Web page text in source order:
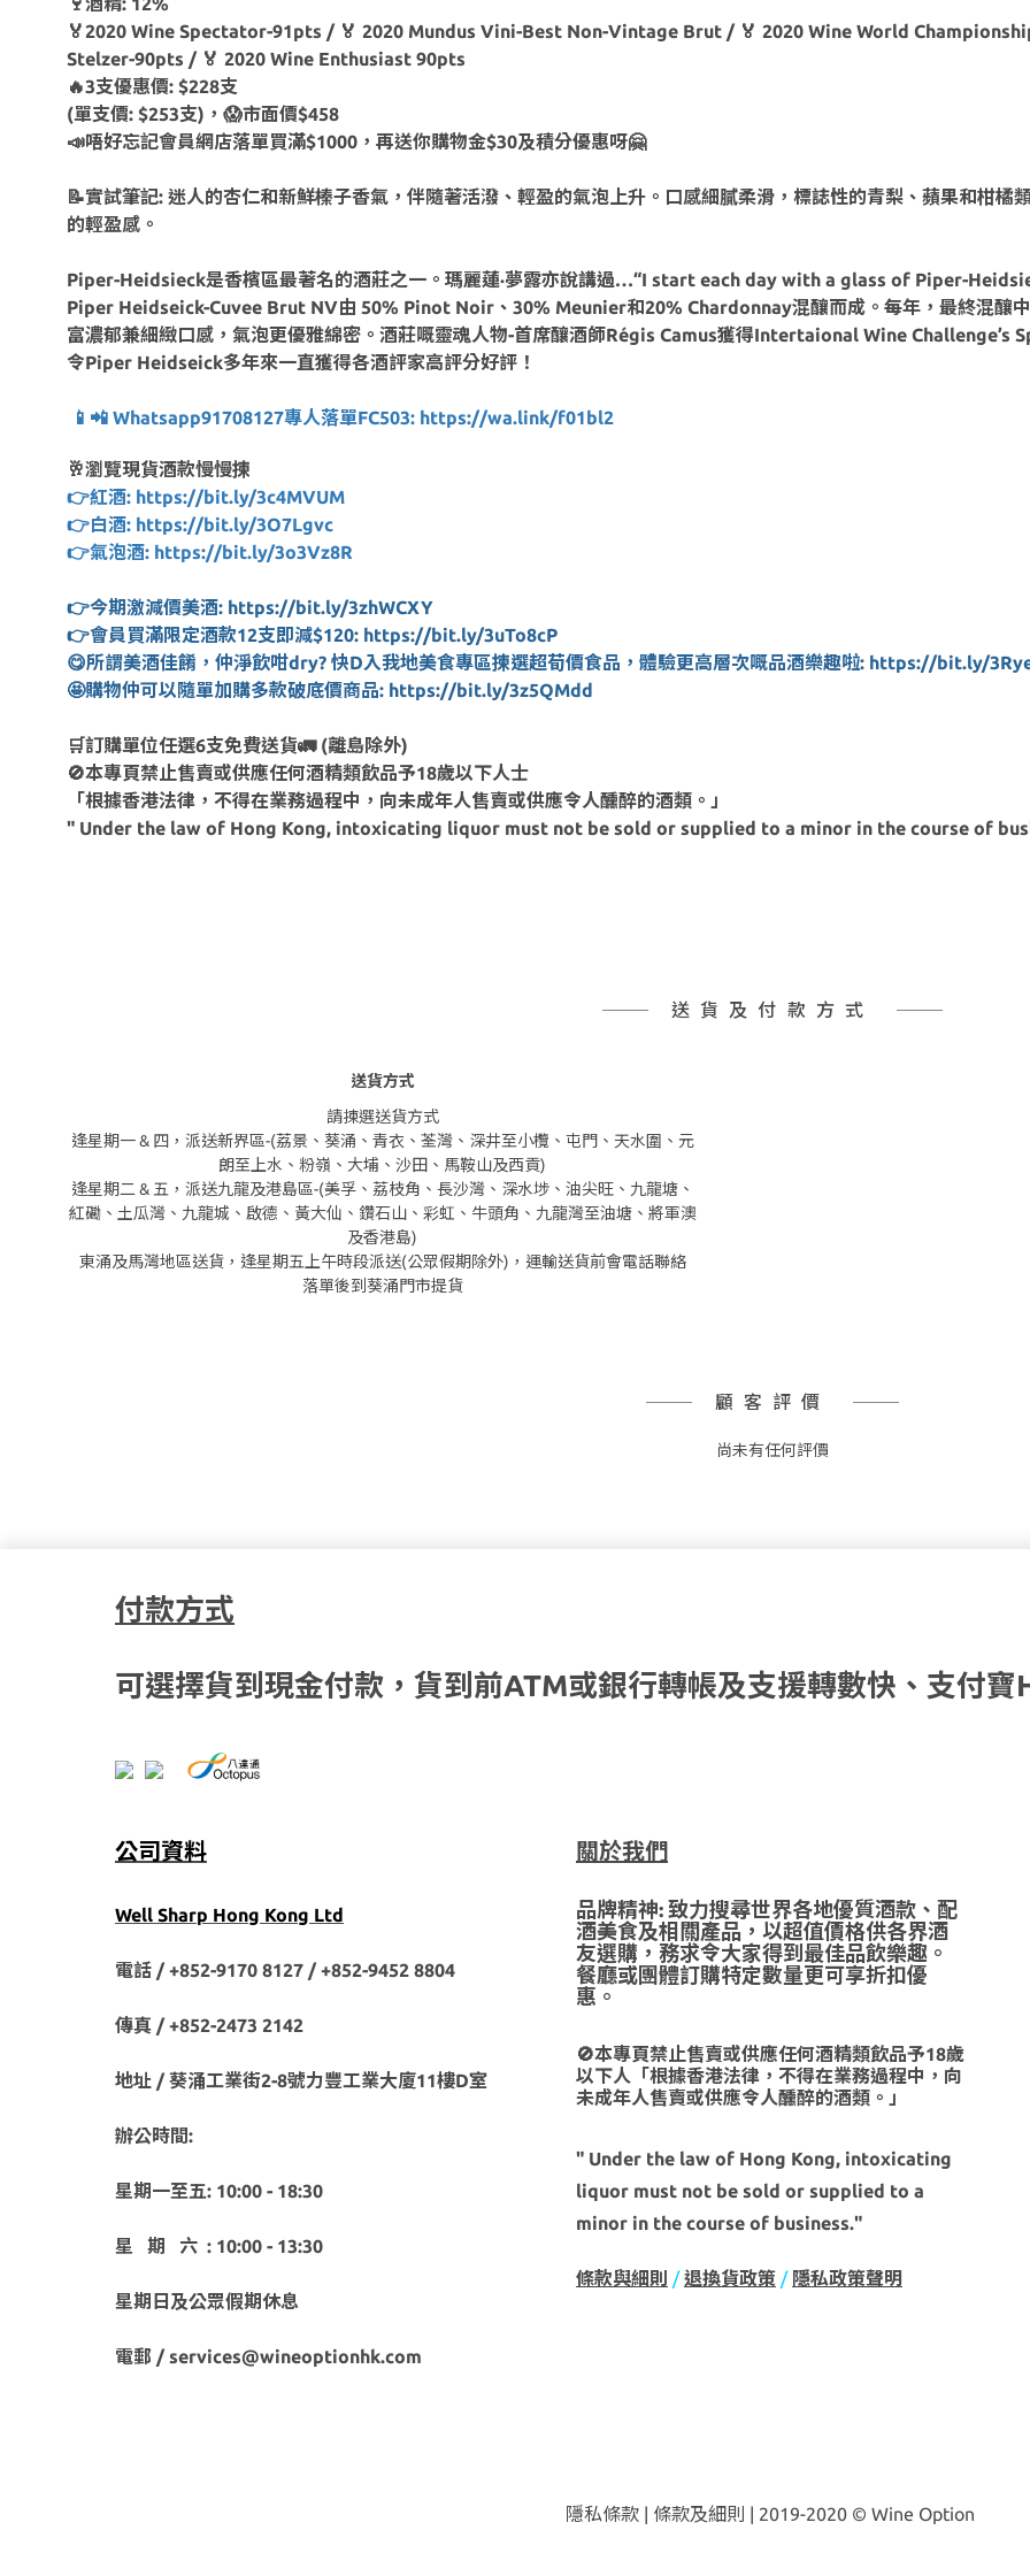
🏅2020 Wine Spectator-91pts / 🏅 2020 Mundus Vini-Best Non-Vintage Brut / 🏅 2020 Wine World
Stelzer-90pts / 🏅 2020 Wine Enthusiast 90pts
🔥3支優惠價: $228支
(單支價: $253支)，😱市面價$458
📣唔好忘記會員網店落單買滿$1000，再送你購物金$30及積分優惠呀🤗
📝實試筆記: 迷人的杏仁和新鮮榛子香氣，伴隨著活潑、輕盈的氣泡上升。口感細膩柔滑，標誌性的青梨、蘋果和柑橘
的輕盈感。
Piper-Heidsieck是香檳區最著名的酒莊之一。瑪麗蓮·夢露亦說講過…“I start each day with a glass of Piper-
Piper Heidseick-Cuvee Brut NV由 50% Pinot Noir、30% Meunier和20% Chardonnay混釀而成。每年，最終混釀
富濃郁兼細緻口感，氣泡更優雅綿密。酒莊嘅靈魂人物-首席釀酒師Régis Camus獲得Intertaional Wine Challenge’s
令Piper Heidseick多年來一直獲得各酒評家高評分好評！
📱📲 Whatsapp91708127專人落單FC503: https://wa.link/f01bl2
🥂瀏覽現貨酒款慢慢揀
👉紅酒: https://bit.ly/3c4MVUM
👉白酒: https://bit.ly/3O7Lgvc
👉氣泡酒: https://bit.ly/3o3Vz8R
👉今期激減價美酒: https://bit.ly/3zhWCXY
👉會員買滿限定酒款12支即減$120: https://bit.ly/3uTo8cP
😋所謂美酒佳餚，仲淨飲咁dry? 快D入我地美食專區揀選超荀價食品，體驗更高層次嘅品酒樂趣啦: https://bit.ly/
🤩購物仲可以隨單加購多款破底價商品: https://bit.ly/3z5QMdd
🛒訂購單位任選6支免費送貨🚛 (離島除外)
🚫本專頁禁止售賣或供應任何酒精類飲品予18歲以下人士
「根據香港法律，不得在業務過程中，向未成年人售賣或供應令人醺醉的酒類。」
" Under the law of Hong Kong, intoxicating liquor must not be sold or supplied to a minor in the course of
送貨及付款方式
送貨方式
請揀選送貨方式
逢星期一 & 四，派送新界區-(荔景、葵涌、青衣、荃灣、深井至小欖、屯門、天水圍、元
朗至上水、粉嶺、大埔、沙田、馬鞍山及西貢)
逢星期二 & 五，派送九龍及港島區-(美孚、荔枝角、長沙灣、深水埗、油尖旺、九龍塘、
紅磡、土瓜灣、九龍城、啟德、黃大仙、鑽石山、彩虹、牛頭角、九龍灣至油塘、將軍澳
及香港島)
東涌及馬灣地區送貨，逢星期五上午時段派送(公眾假期除外)，運輸送貨前會電話聯絡
落單後到葵涌門市提貨
顧客評價
尚未有任何評價
付款方式
可選擇貨到現金付款，貨到前ATM或銀行轉帳及支援轉數快、支付寶
公司資料
Well Sharp Hong Kong Ltd
電話 / +852-9170 8127 /+852-9452 8804
傳真 / +852-2473 2142
地址 / 葵涌工業街2-8號力豐工業大廈11樓D室
辦公時間:
星期一至五: 10:00 - 18:30
星 期 六 : 10:00 - 13:30
星期日及公眾假期休息
電郵 / services@wineoptionhk.com
關於我們
品牌精神: 致力搜尋世界各地優質酒款、配
酒美食及相關產品，以超值價格供各界酒
友選購，務求令大家得到最佳品飲樂趣。
餐廳或團體訂購特定數量更可享折扣優
惠。
🚫本專頁禁止售賣或供應任何酒精類飲品予18歲
以下人「根據香港法律，不得在業務過程中，向
未成年人售賣或供應令人醺醉的酒類。」
" Under the law of Hong Kong, intoxicating
liquor must not be sold or supplied to a
minor in the course of business."
條款與細則 /退換貨政策 / 隱私政策聲明
隱私條款 | 條款及細則 | 2019-2020 © Wine Option